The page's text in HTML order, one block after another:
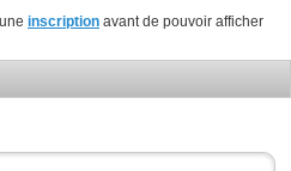
inscription avant de pouvoir afficher